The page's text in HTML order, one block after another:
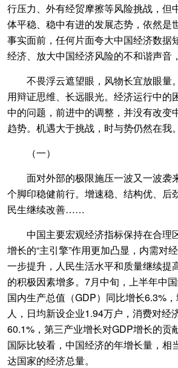
行压力、外有经贸摩擦等风险挑战，但
体平稳、稳中有进的发展态势，依然是
事实面前，任何片面夸大中国经济数据
经济、放大中国经济风险的不和谐声音
不畏浮云遮望眼，风物长宜放眼量
用辩证思维、长远眼光。经济运行中的
中的问题，前进中的调整，并没有改变
趋势。机遇大于挑战，时与势仍然在我。
（一）
面对外部的极限施压一波又一波袭
个脚印稳健前行。增速稳、结构优、后
民生继续改善……
中国主要宏观经济指标保持在合理
增长的“主引擎”作用更加凸显，内需对
一步提升，人民生活水平和质量继续提
的积极因素增多。7月中旬，上半年中
国内生产总值（GDP）同比增长6.3%
人，日均新设企业1.94万户，消费对经
60.1%，第三产业增长对GDP增长的贡
国际比较看，中国经济的年增长量，相
达国家的经济总量。